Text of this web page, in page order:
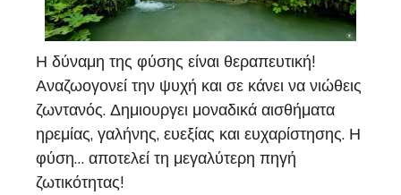
Η δύναμη της φύσης είναι θεραπευτική!
Αναζωογονεί την ψυχή και σε κάνει να νιώθεις
ζωντανός. Δημιουργει μοναδικά αισθήματα
ηρεμίας, γαλήνης, ευεξίας και ευχαρίστησης. Η
φύση… αποτελεί τη μεγαλύτερη πηγή
ζωτικότητας!